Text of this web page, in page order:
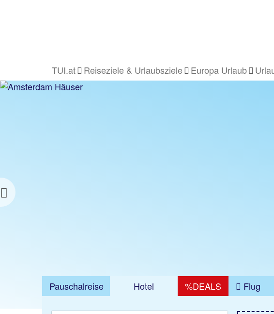
TUI.at Reiseziele & Urlaubsziele Europa Urlaub
Previous
Pauschalreise Hotel %DEALS Flug